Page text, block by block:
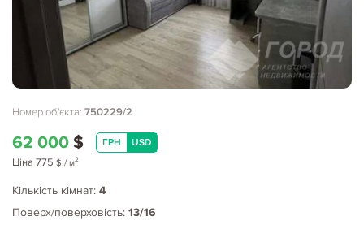
Номер об'єкта: 750229/2
62 000 $ ГРН USD
Ціна 775 $ / м2
Кількість кімнат: 4
Поверх/поверховість: 13/16